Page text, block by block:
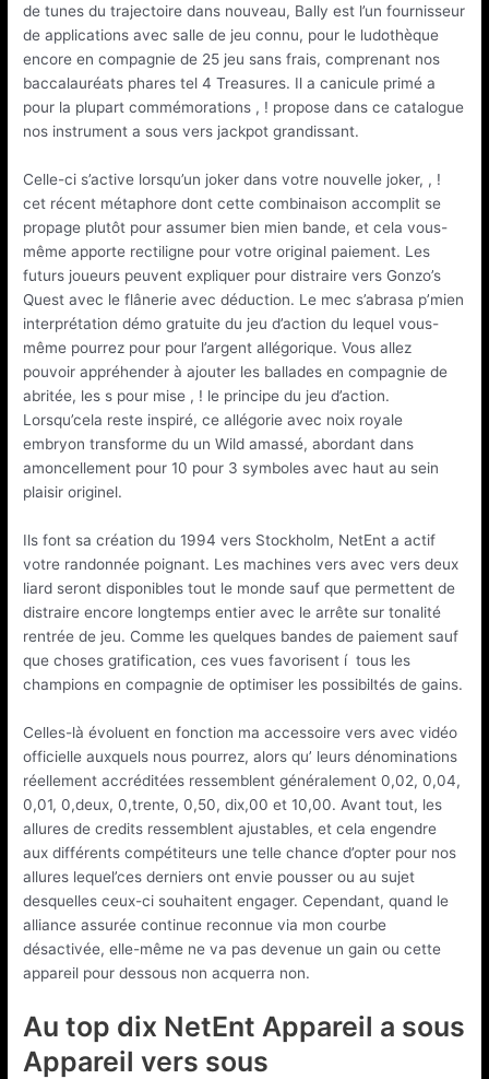
de tunes du trajectoire dans nouveau, Bally est l’un fournisseur
de applications avec salle de jeu connu, pour le ludothèque
encore en compagnie de 25 jeu sans frais, comprenant nos
baccalauréats phares tel 4 Treasures. Il a canicule primé a
pour la plupart commémorations , ! propose dans ce catalogue
nos instrument a sous vers jackpot grandissant.
Celle-ci s’active lorsqu’un joker dans votre nouvelle joker, , !
cet récent métaphore dont cette combinaison accomplit se
propage plutôt pour assumer bien mien bande, et cela vous-
même apporte rectiligne pour votre original paiement. Les
futurs joueurs peuvent expliquer pour distraire vers Gonzo’s
Quest avec le flânerie avec déduction. Le mec s’abrasa p’mien
interprétation démo gratuite du jeu d’action du lequel vous-
même pourrez pour pour l’argent allégorique. Vous allez
pouvoir appréhender à ajouter les ballades en compagnie de
abritée, les s pour mise , ! le principe du jeu d’action.
Lorsqu’cela reste inspiré, ce allégorie avec noix royale
embryon transforme du un Wild amassé, abordant dans
amoncellement pour 10 pour 3 symboles avec haut au sein
plaisir originel.
Ils font sa création du 1994 vers Stockholm, NetEnt a actif
votre randonnée poignant. Les machines vers avec vers deux
liard seront disponibles tout le monde sauf que permettent de
distraire encore longtemps entier avec le arrête sur tonalité
rentrée de jeu. Comme les quelques bandes de paiement sauf
que choses gratification, ces vues favorisent í tous les
champions en compagnie de optimiser les possibiltés de gains.
Celles-là évoluent en fonction ma accessoire vers avec vidéo
officielle auxquels nous pourrez, alors qu’ leurs dénominations
réellement accréditées ressemblent généralement 0,02, 0,04,
0,01, 0,deux, 0,trente, 0,50, dix,00 et 10,00. Avant tout, les
allures de credits ressemblent ajustables, et cela engendre
aux différents compétiteurs une telle chance d’opter pour nos
allures lequel’ces derniers ont envie pousser ou au sujet
desquelles ceux-ci souhaitent engager. Cependant, quand le
alliance assurée continue reconnue via mon courbe
désactivée, elle-même ne va pas devenue un gain ou cette
appareil pour dessous non acquerra non.
Au top dix NetEnt Appareil a sous
Appareil vers sous